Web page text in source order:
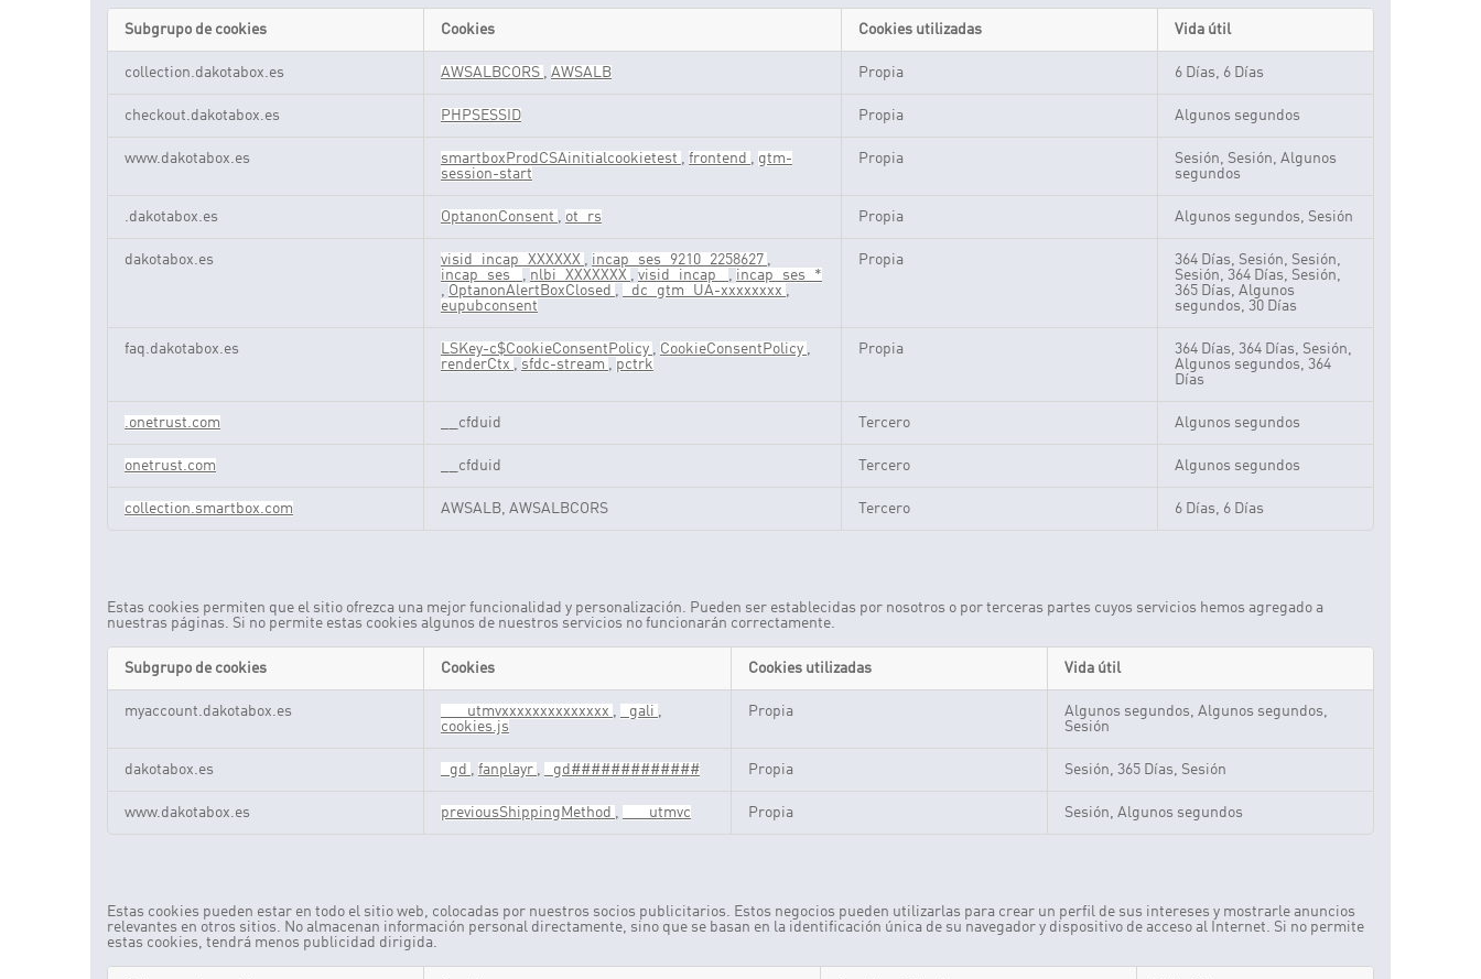
estrictamente
necesarias
Subgrupo de cookies Cookies Cookies utilizadas Vida útil
collection.dakotabox.es AWSALBCORS , AWSALB Propia 6 Días, 6 Días
checkout.dakotabox.es PHPSESSID Propia Algunos segundos
www.dakotabox.es smartboxProdCSAinitialcookietest , frontend , gtm-
session-start
Propia
Sesión, Sesión, Algunos
segundos
.dakotabox.es OptanonConsent , ot_rs Propia Algunos segundos, Sesión
dakotabox.es visid_incap_XXXXXX , incap_ses_9210_2258627 ,
incap_ses_ , nlbi_XXXXXXX , visid_incap_ , incap_ses_*
, OptanonAlertBoxClosed , _dc_gtm_UA-xxxxxxxx ,
eupubconsent
Propia
364 Días, Sesión, Sesión,
Sesión, 364 Días, Sesión,
365 Días, Algunos
segundos, 30 Días
faq.dakotabox.es LSKey-c$CookieConsentPolicy , CookieConsentPolicy ,
renderCtx , sfdc-stream , pctrk
Propia
364 Días, 364 Días, Sesión,
Algunos segundos, 364
Días
.onetrust.com __cfduid Tercero Algunos segundos
onetrust.com __cfduid Tercero Algunos segundos
collection.smartbox.com AWSALB, AWSALBCORS Tercero 6 Días, 6 Días
Estas cookies permiten que el sitio ofrezca una mejor funcionalidad y personalización. Pueden ser establecidas por nosotros o por terceras partes cuyos servicios hemos agregado a
nuestras páginas. Si no permite estas cookies algunos de nuestros servicios no funcionarán correctamente.
Subgrupo de cookies Cookies Cookies utilizadas Vida útil
myaccount.dakotabox.es ___utmvxxxxxxxxxxxxxx , _gali ,
cookies.js
Propia
Algunos segundos, Algunos segundos,
Sesión
dakotabox.es _gd , fanplayr , _gd############# Propia Sesión, 365 Días, Sesión
www.dakotabox.es previousShippingMethod , ___utmvc Propia Sesión, Algunos segundos
Estas cookies pueden estar en todo el sitio web, colocadas por nuestros socios publicitarios. Estos negocios pueden utilizarlas para crear un perfil de sus intereses y mostrarle anuncios
relevantes en otros sitios. No almacenan información personal directamente, sino que se basan en la identificación única de su navegador y dispositivo de acceso al Internet. Si no permite
estas cookies, tendrá menos publicidad dirigida.